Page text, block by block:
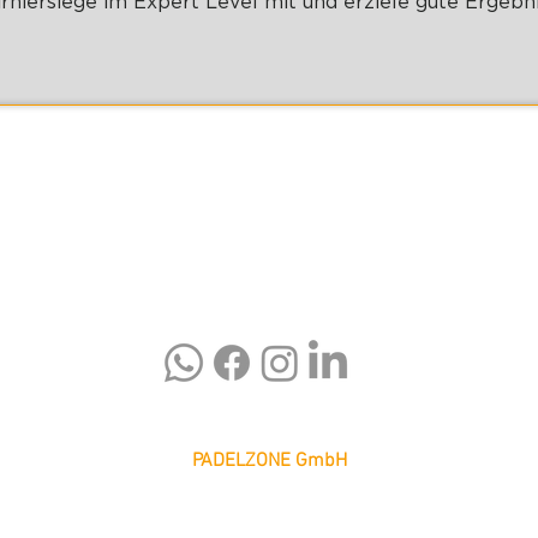
PADELZONE GmbH